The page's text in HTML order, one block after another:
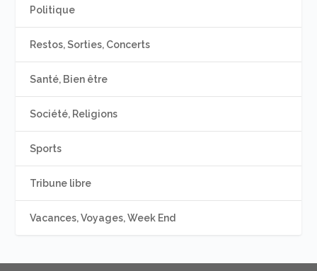
Politique
Restos, Sorties, Concerts
Santé, Bien être
Société, Religions
Sports
Tribune libre
Vacances, Voyages, Week End